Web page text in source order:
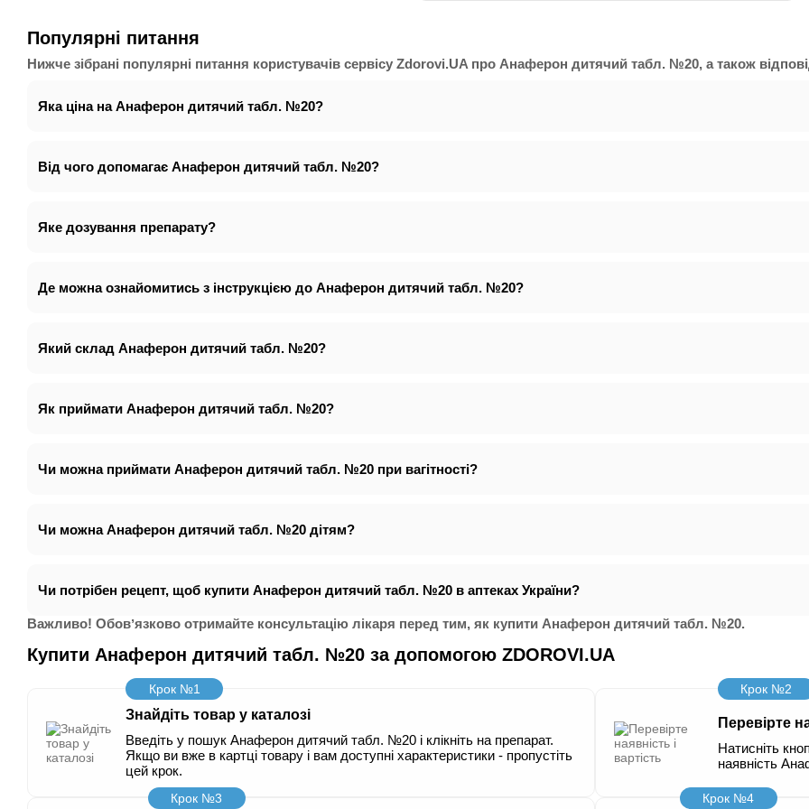
Популярні питання
Нижче зібрані популярні питання користувачів сервісу Zdorovi.UA про Анаферон дитячий табл. №20, а також
Яка ціна на Анаферон дитячий табл. №20?
Від чого допомагає Анаферон дитячий табл. №20?
Яке дозування препарату?
Де можна ознайомитись з інструкцією до Анаферон дитячий табл. №20?
Який склад Анаферон дитячий табл. №20?
Як приймати Анаферон дитячий табл. №20?
Чи можна приймати Анаферон дитячий табл. №20 при вагітності?
Чи можна Анаферон дитячий табл. №20 дітям?
Чи потрібен рецепт, щоб купити Анаферон дитячий табл. №20 в аптеках України?
Важливо! Обовʼязково отримайте консультацію лікаря перед тим, як купити Анаферон дитячий табл. №20.
Купити Анаферон дитячий табл. №20 за допомогою ZDOROVI.UA
Крок №1
Знайдіть товар у каталозі
Введіть у пошук Анаферон дитячий табл. №20 і клікніть на препарат.
Якщо ви вже в картці товару і вам доступні характеристики - пропустіть
цей крок.
Крок №2
Перевірте
Натисніть
наявність
Крок №3 Крок №4